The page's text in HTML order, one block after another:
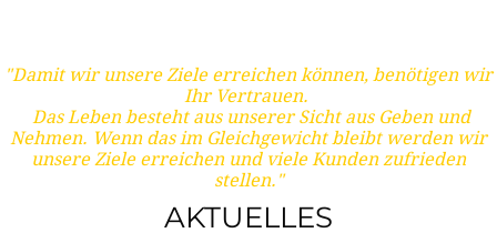
"Damit wir unsere Ziele erreichen können, benötigen wir
Ihr Vertrauen.
Das Leben besteht aus unserer Sicht aus Geben und
Nehmen. Wenn das im Gleichgewicht bleibt werden wir
unsere Ziele erreichen und viele Kunden zufrieden
stellen."
AKTUELLES